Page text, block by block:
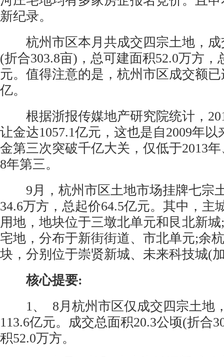
新纪录。
杭州市区本月共成交四宗土地，成
(折合303.8亩)，总可建面积52.0万方，
元。值得注意的是，杭州市区成交额
亿。
根据浙报传媒地产研究院统计，
让金达1057.1亿元，这也是自2009年
金第三次突破千亿大关，仅低于2013
8年第三。
9月，杭州市区土地市场挂牌七宗
34.6万方，总起价64.5亿元。其中，主
用地，地块位于三墩北单元和艮北新
宅地，分布于新街街道、市北单元;余
块，分别位于崇贤新城、未来科技城(
核心提要:
1、 8月杭州市区仅成交四宗土地
113.6亿元。成交总面积20.3公顷(折合
积52.0万方。